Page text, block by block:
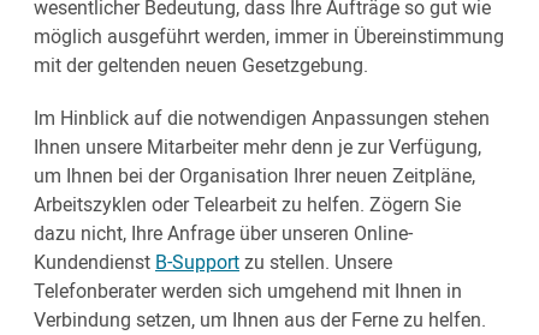
wesentlicher Bedeutung, dass Ihre Aufträge so gut wie
möglich ausgeführt werden, immer in Übereinstimmung
mit der geltenden neuen Gesetzgebung.
Im Hinblick auf die notwendigen Anpassungen stehen
Ihnen unsere Mitarbeiter mehr denn je zur Verfügung,
um Ihnen bei der Organisation Ihrer neuen Zeitpläne,
Arbeitszyklen oder Telearbeit zu helfen. Zögern Sie
dazu nicht, Ihre Anfrage über unseren Online-
Kundendienst B-Supportzu stellen. Unsere
Telefonberater werden sich umgehend mit Ihnen in
Verbindung setzen, um Ihnen aus der Ferne zu helfen.